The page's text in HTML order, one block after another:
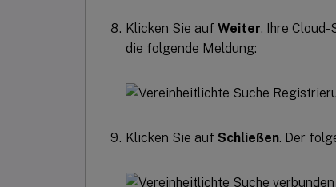
Klicken Sie auf Weiter. Ihre
die folgende Meldung:
Klicken Sie auf Schließen. Der